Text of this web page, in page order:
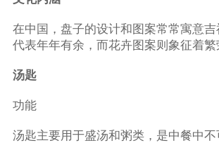
在中国，盘子的设计和图案常常寓意
代表年年有余，而花卉图案则象征着繁
汤匙
功能
汤匙主要用于盛汤和粥类，是中餐中